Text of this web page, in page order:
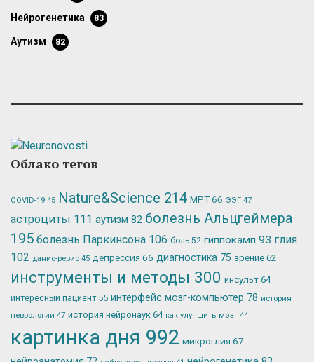
нейрогенетика 83
аутизм 82
Облако тегов
COVID-19 45 Nature&Science 214 МРТ66 ЭЭГ 47
астроциты 111 аутизм 82 болезнь Альцгеймера
195 болезнь Паркинсона 106 боль 52 гиппокамп 93 глия
102 данио-рерио 45 депрессия 66 диагностика 75 зрение 62
инструменты и методы 300 инсульт 64
интересный пациент 55 интерфейс мозг-компьютер 78 история
неврологии 47 история нейронаук 64 как улучшить мозг 44
картинка дня 992 микроглия 67